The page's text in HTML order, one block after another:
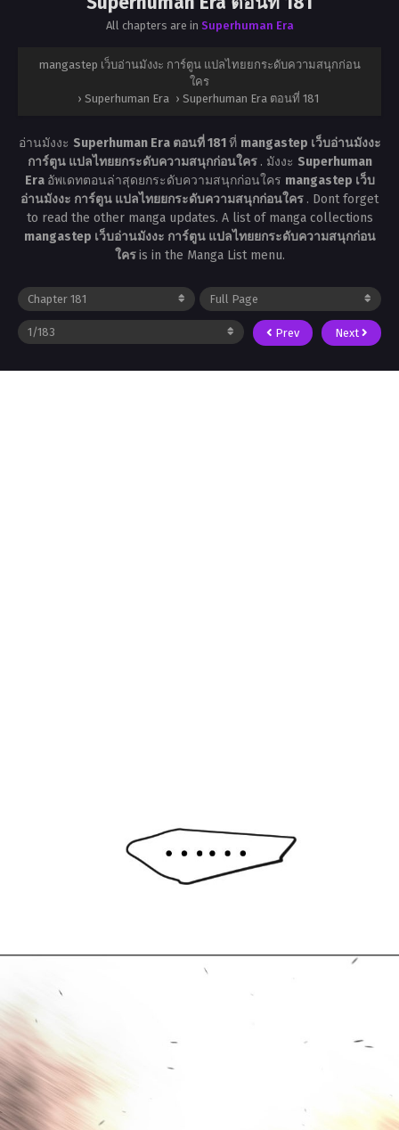
All chapters are in Superhuman Era
mangastep เว็บอ่านมังงะ การ์ตูน แปลไทยยกระดับความสนุกก่อน
ใคร
› Superhuman Era › Superhuman Era ตอนที่ 181
อ่านมังงะ Superhuman Era ตอนที่ 181ที่ mangastep เว็บอ่านมังงะ
การ์ตูน แปลไทยยกระดับความสนุกก่อนใคร . มังงะ Superhuman
Era อัพเดทตอนล่าสุดยกระดับความสนุกก่อนใคร mangastep เว็บ
อ่านมังงะ การ์ตูน แปลไทยยกระดับความสนุกก่อนใคร . Dont forget
to read the other manga updates. A list of manga collections
mangastep เว็บอ่านมังงะ การ์ตูน แปลไทยยกระดับความสนุกก่อน
ใครis in the Manga List menu.
Prev Next